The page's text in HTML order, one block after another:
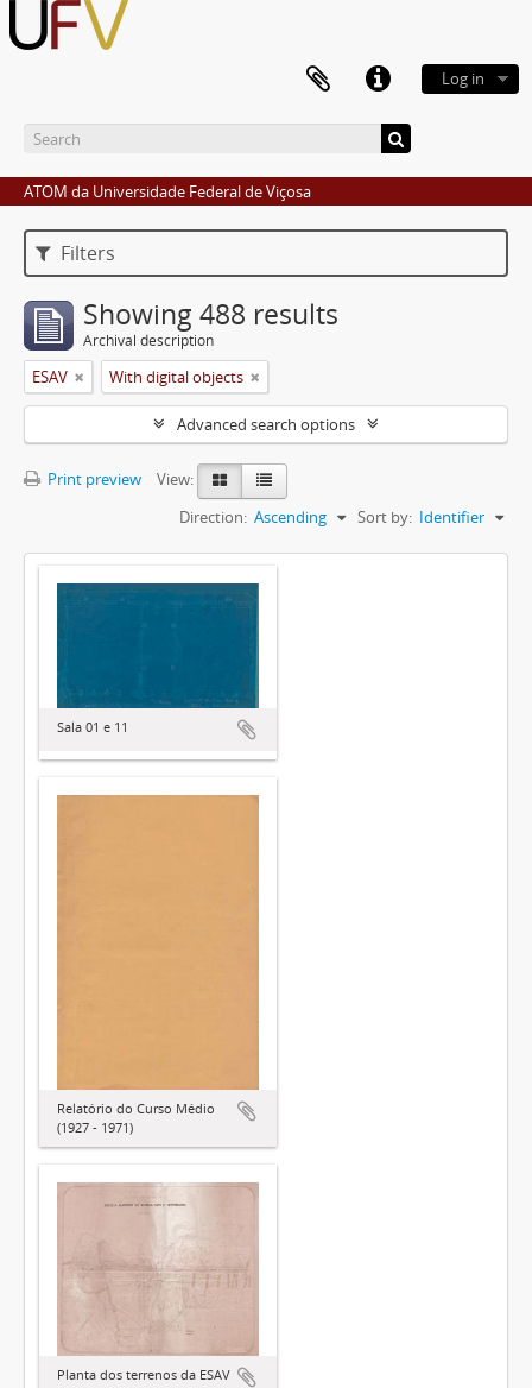
Log in
ATOM da Universidade Federal de Viçosa
Filters
Showing 488 results
Archival description
ESAV With digital objects
Advanced search options
Print preview
View:
Sort by: Identifier
Direction: Ascending
Sala 01 e 11
Relatório do Curso Médio
(1927 - 1971)
Planta dos terrenos da ESAV